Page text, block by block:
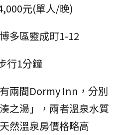
元(單人/晚)
多區靈成町1-12
行1分鐘
兩間Dormy Inn，分別
之湯」，兩者溫泉水質
然溫泉房價格略高